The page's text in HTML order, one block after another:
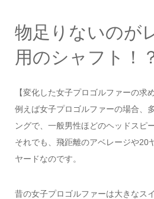
物足りないのが
用のシャフト！
【変化した女子プロゴルファーの求
例えば女子プロゴルファーの場合、
ングで、一般男性ほどのヘッドスピ
それでも、飛距離のアベレージや20
ヤードなのです。
昔の女子プロゴルファーは大きなス